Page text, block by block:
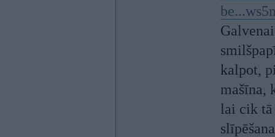
kalpot,
mašīna,
lai cik tā